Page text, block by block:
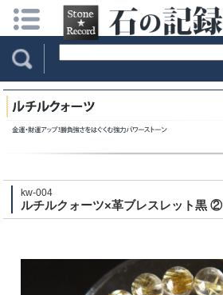
kw-004
ルチルクォーツ×革ブレスレット黒 ②